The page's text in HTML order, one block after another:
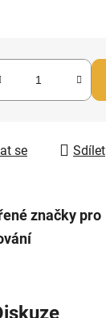
se Sdílet
značky pro